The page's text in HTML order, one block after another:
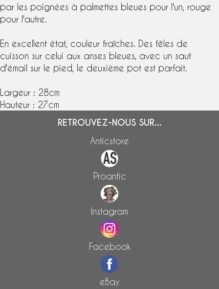
par les poignées à palmettes bleues pour l'un, rouge
pour l'autre.
En excellent état, couleur fraîches. Des fêles de
cuisson sur celui aux anses bleues, avec un saut
d'émail sur le pied, le deuxième pot est parfait.
Largeur : 28cm
Hauteur : 27cm
RETROUVEZ-NOUS SUR...
Anticstore
Proantic
Instagram
Facebook
eBay